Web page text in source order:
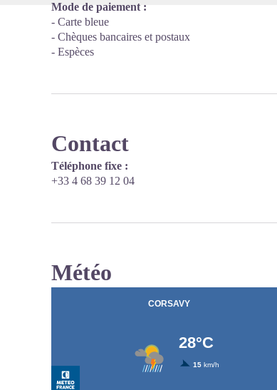
Mode de paiement :
- Carte bleue
- Chèques bancaires et postaux
- Espèces
Contact
Téléphone fixe :
+33 4 68 39 12 04
Météo